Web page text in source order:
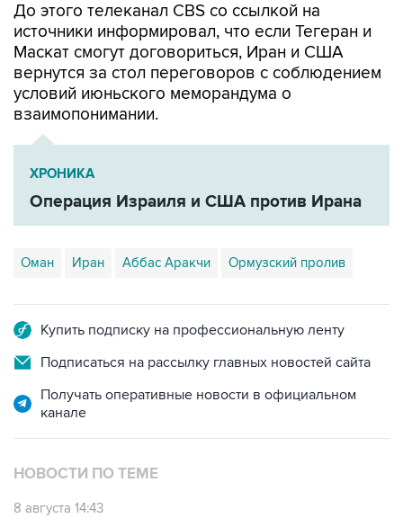
До этого телеканал CBS со ссылкой на
источники информировал, что если Тегеран и
Маскат смогут договориться, Иран и США
вернутся за стол переговоров с соблюдением
условий июньского меморандума о
взаимопонимании.
ХРОНИКА
Операция Израиля и США против Ирана
Оман Иран Аббас Аракчи Ормузский пролив
Купить подписку на профессиональную ленту
Подписаться на рассылку главных новостей сайта
Получать оперативные новости в официальном
канале
НОВОСТИ ПО ТЕМЕ
8 августа 14:43